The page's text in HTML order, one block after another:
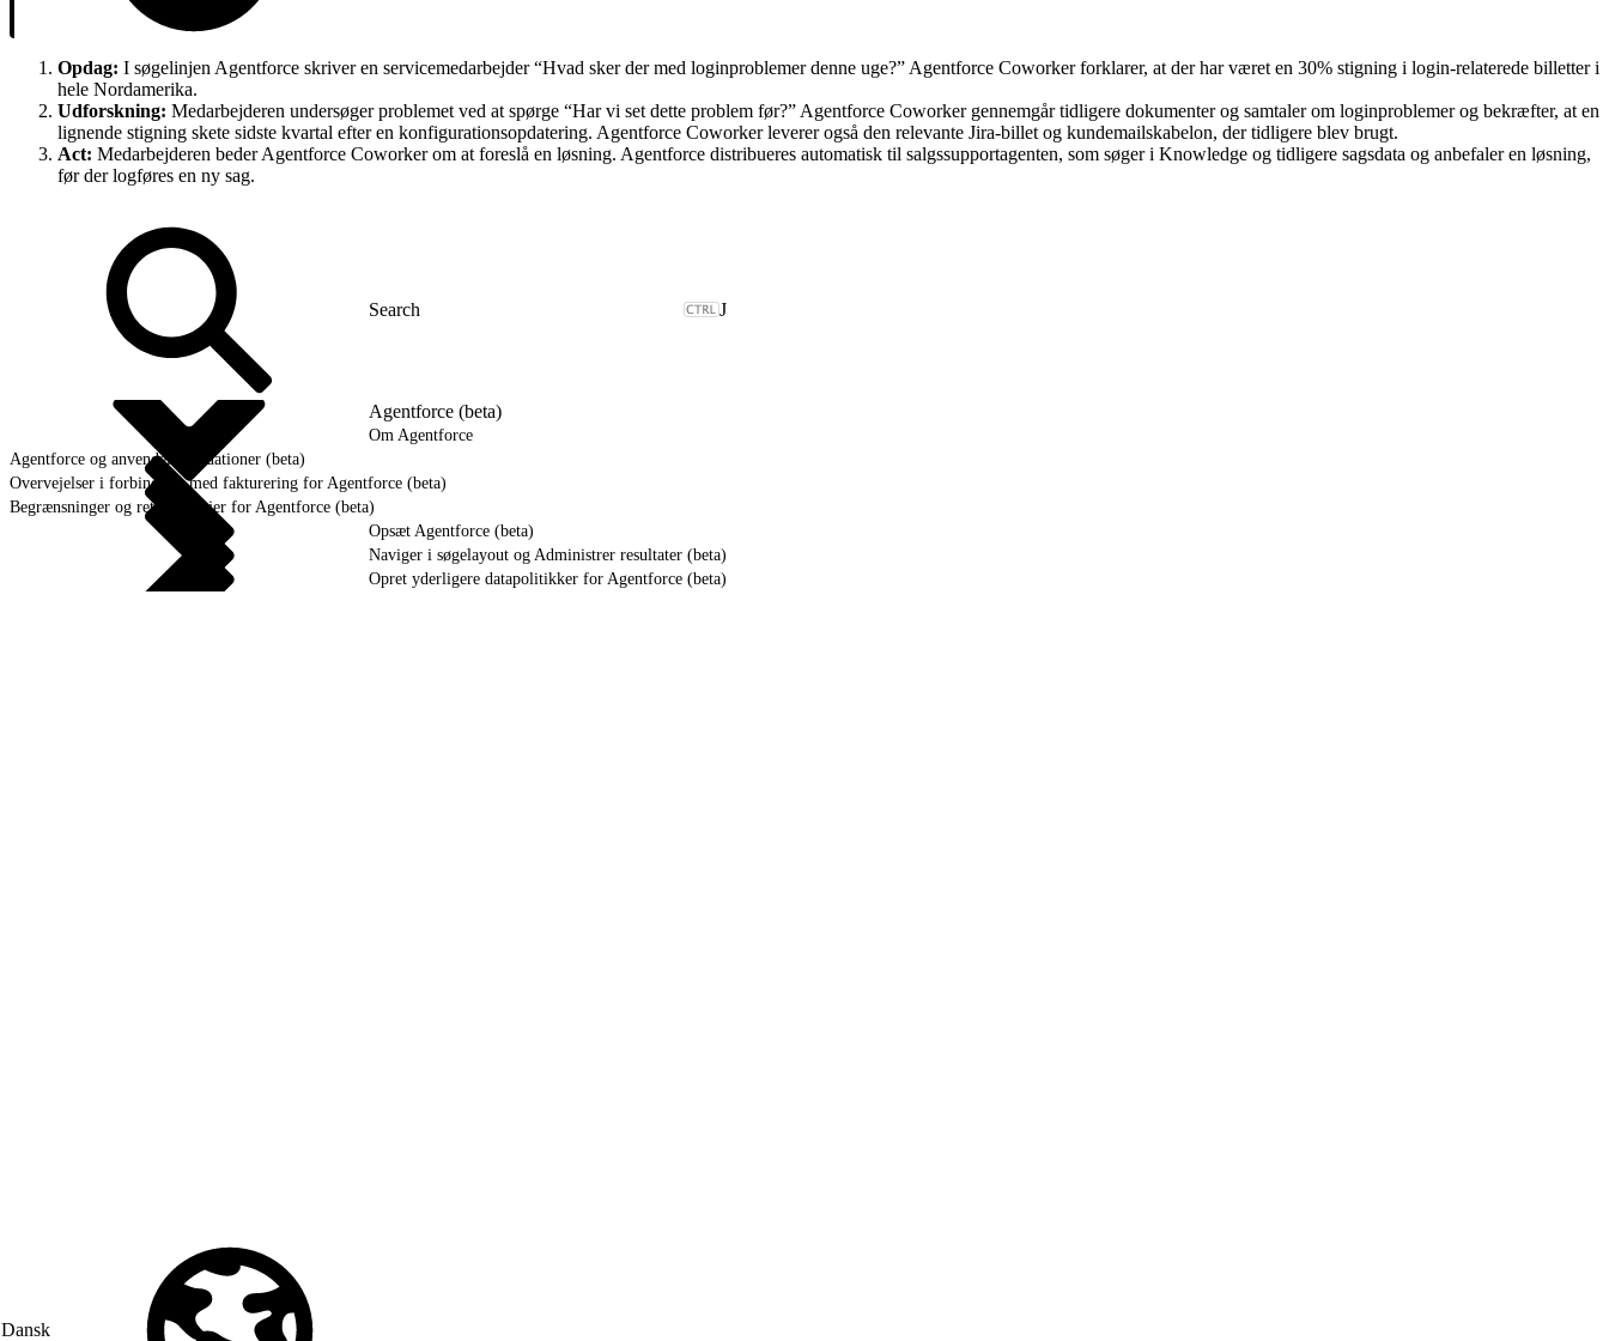
Opdag: I søgelinjen Agentforce skriver en servicemedarbejder “Hvad sker der med loginproblemer denne uge?” Agentforce Coworker forklarer, at der har været en 30% stigning i login-relaterede billetter i
hele Nordamerika.
Udforskning: Medarbejderen undersøger problemet ved at spørge “Har vi set dette problem før?” Agentforce Coworker gennemgår tidligere dokumenter og samtaler om loginproblemer og bekræfter, at en
lignende stigning skete sidste kvartal efter en konfigurationsopdatering. Agentforce Coworker leverer også den relevante Jira-billet og kundemailskabelon, der tidligere blev brugt.
Act: Medarbejderen beder Agentforce Coworker om at foreslå en løsning. Agentforce distribueres automatisk til salgssupportagenten, som søger i Knowledge og tidligere sagsdata og anbefaler en løsning,
før der logføres en ny sag.
J
Agentforce (beta)
Om Agentforce
Agentforce og anvendelsessituationer (beta)
Overvejelser i forbindelse med fakturering for Agentforce (beta)
Begrænsninger og retningslinjer for Agentforce (beta)
Opsæt Agentforce (beta)
Naviger i søgelayout og Administrer resultater (beta)
Opret yderligere datapolitikker for Agentforce (beta)
Dansk